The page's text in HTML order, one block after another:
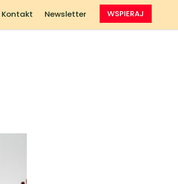
Kontakt Newsletter WSPIERAJ